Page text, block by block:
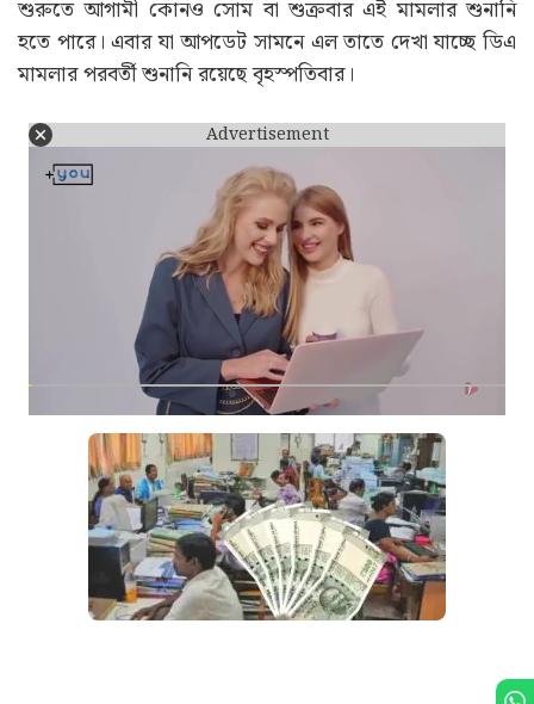
শুরুতে আগামী কোনও সোম বা শুক্রবার এই মামলার শুনানি
হতে পারে। এবার যা আপডেট সামনে এল তাতে দেখা যাচ্ছে ডিএ
মামলার পরবর্তী শুনানি রয়েছে বৃহস্পতিবার।
Advertisement